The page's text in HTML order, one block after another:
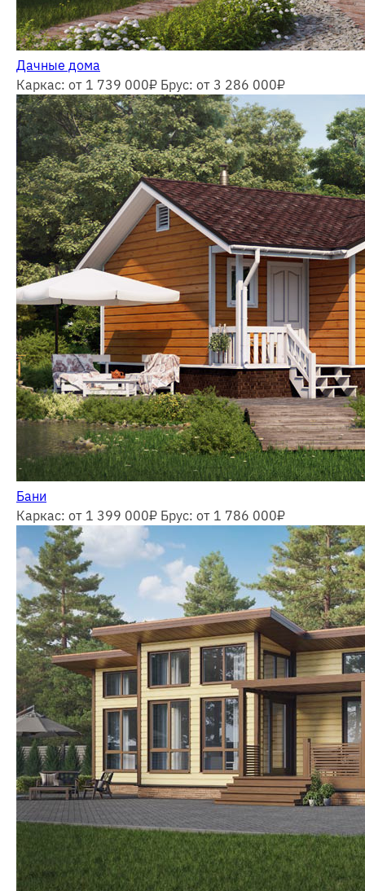
Дачные дома
Каркас: от 1 739 000₽ Брус: от 3 286 000₽
Бани
Каркас: от 1 399 000₽ Брус: от 1 786 000₽